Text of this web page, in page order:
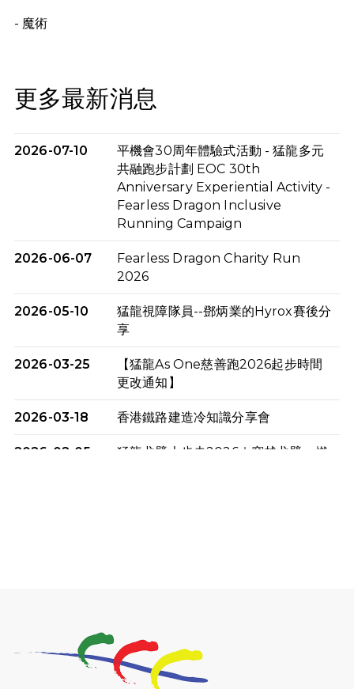
- 魔術
更多最新消息
2026-07-10
平機會30周年體驗式活動 - 猛龍多元
共融跑步計劃 EOC 30th
Anniversary Experiential Activity -
Fearless Dragon Inclusive
Running Campaign
2026-06-07
Fearless Dragon Charity Run
2026
2026-05-10
猛龍視障隊員--鄧炳業的Hyrox賽後分
享
2026-03-25
【猛龍As One慈善跑2026起步時間
更改通知】
2026-03-18 香港鐵路建造冷知識分享會
2026-02-05
猛龍戈壁大步走2026｜穿越戈壁．燃
2025-09-08 渣打香港馬拉松2026 慈善計劃